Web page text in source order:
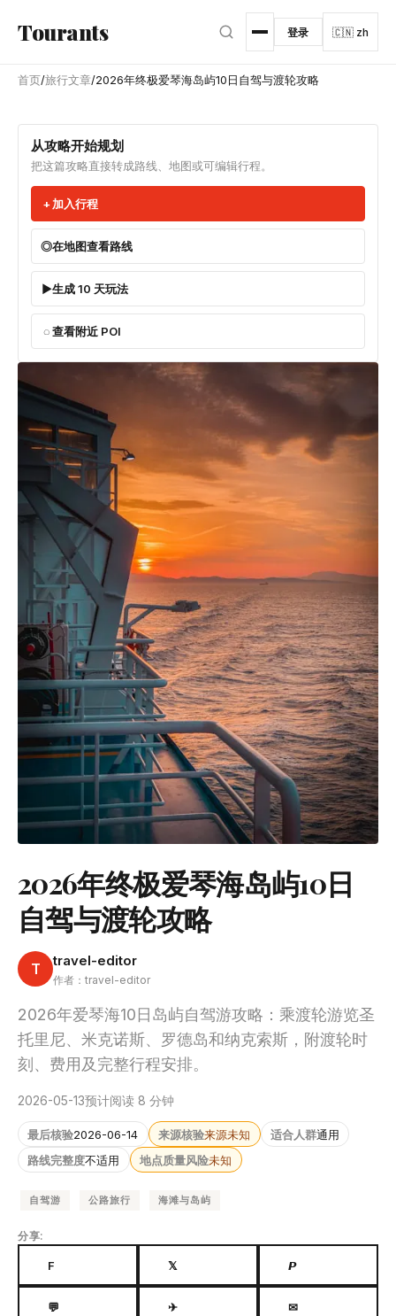
Tourants 登录 🇨🇳 zh
首页/旅行文章/2026年终极爱琴海岛屿10日自驾与渡轮攻略
从攻略开始规划
把这篇攻略直接转成路线、地图或可编辑行程。
加入行程
在地图查看路线
生成 10 天玩法
查看附近 POI
2026年终极爱琴海岛屿10日
自驾与渡轮攻略
T travel-editor
作者：travel-editor
2026年爱琴海10日岛屿自驾游攻略：乘渡轮游览圣
托里尼、米克诺斯、罗德岛和纳克索斯，附渡轮时
刻、费用及完整行程安排。
2026-05-13预计阅读 8 分钟
最后核验2026-06-14 来源核验来源未知 适合人群通用
路线完整度不适用 地点质量风险未知
自驾游 公路旅行 海滩与岛屿
分享:
F 𝕏 𝙋
💬 ✈ ✉